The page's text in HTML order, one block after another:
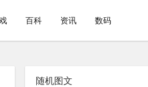
百科 资讯 数码
随机图文